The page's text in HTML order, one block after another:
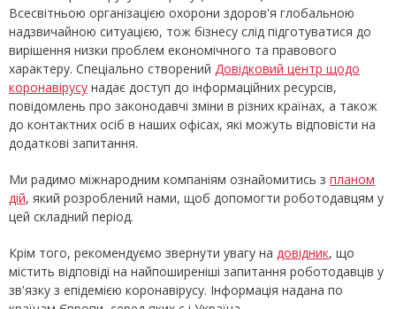
Всесвітньою організацією охорони здоров'я глобальною
надзвичайною ситуацією, тож бізнесу слід підготуватися до
вирішення низки проблем економічного та правового
характеру. Спеціально створений Довідковий центр щодо
коронавірусу надає доступ до інформаційних ресурсів,
повідомлень про законодавчі зміни в різних країнах, а також
до контактних осіб в наших офісах, які можуть відповісти на
додаткові запитання.
Ми радимо міжнародним компаніям ознайомитись з планом
дій, який розроблений нами, щоб допомогти роботодавцям у
цей складний період.
Крім того, рекомендуємо звернути увагу на довідник, що
містить відповіді на найпоширеніші запитання роботодавців у
зв'язку з епідемією коронавірусу. Інформація надана по